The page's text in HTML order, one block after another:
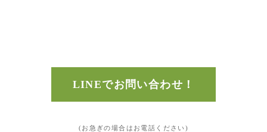
LINEでお問い合わせ！
(お急ぎの場合はお電話ください)